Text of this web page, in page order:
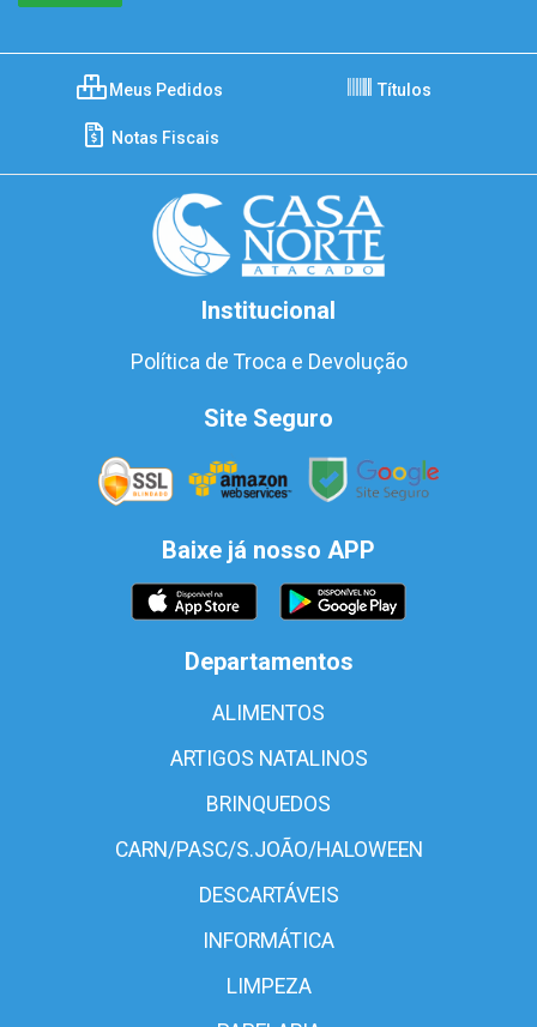
Meus Pedidos Títulos
Notas Fiscais
Institucional
Política de Troca e Devolução
Site Seguro
Baixe já nosso APP
Departamentos
ALIMENTOS
ARTIGOS NATALINOS
BRINQUEDOS
CARN/PASC/S.JOÃO/HALOWEEN
DESCARTÁVEIS
INFORMÁTICA
LIMPEZA